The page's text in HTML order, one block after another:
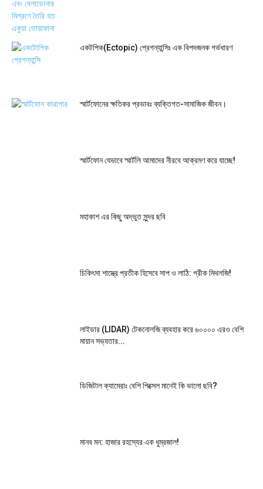
একটপিক(Ectopic) প্রেগন্যান্সিঃ এক বিপদজনক গর্ভধারণ
স্মার্টফোনের ক্ষতিকর প্রভাবঃ ব্যক্তিগত-সামাজিক জীবন।
স্মার্টফোন যেভাবে স্মার্টলি আমাদের নীরবে আক্রমণ করে যাচ্ছে!
মহাকাশ এর কিছু অদ্ভুত সুন্দর ছবি
চিকিৎসা শাস্ত্রে প্রতীক হিসেবে সাপ ও লাঠি: গ্রীক মিথলজি!
লাইডার (LIDAR) টেকনোলজি ব্যবহার করে ৬০০০০ এরও বেশি
মায়ান সভ্যতার...
ডিজিটাল ক্যামেরাঃ বেশি পিক্সেল মানেই কি ভালো ছবি?
মানব মন: হাজার রহস্যের এক ধুম্রজাল!